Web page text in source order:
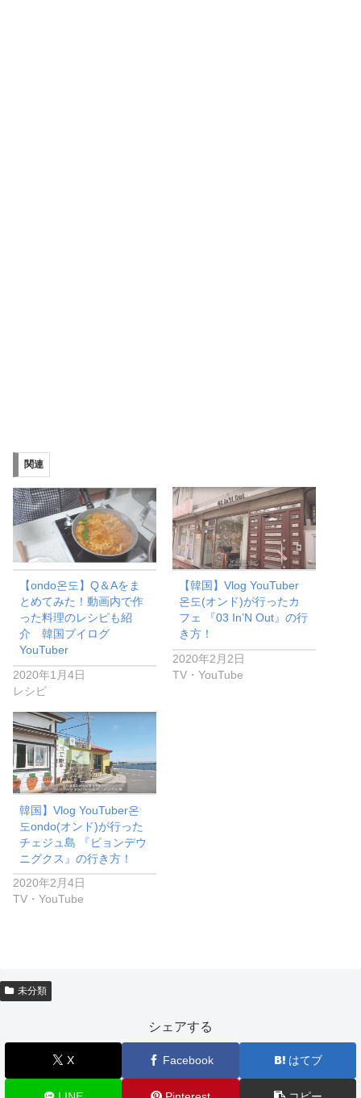
関連
【ondo온도】Q＆Aをま
とめてみた！動画内で作
った料理のレシピも紹
介 韓国ブイログ
YouTuber
2020年1月4日
レシピ
【韓国】Vlog YouTuber
온도(オンド)が行ったカ
フェ 『03 In’N Out』の行
き方！
2020年2月2日
TV・YouTube
韓国】Vlog YouTuber온
도ondo(オンド)が行った
チェジュ島 『ピョンデウ
ニグクス』の行き方！
2020年2月4日
TV・YouTube
未分類
シェアする
X Facebook はてブ